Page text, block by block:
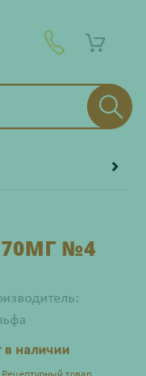
№4
в наличии